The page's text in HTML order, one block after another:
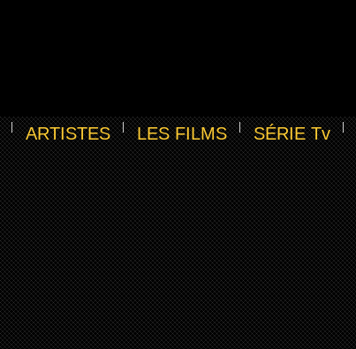
ARTISTES LES FILMS SÉRIE Tv